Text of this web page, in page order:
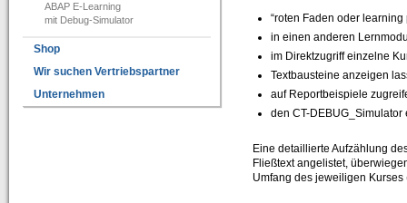
SAP®-System Integration
=> Automatic ABAP-Debugging mit Trace-Aufzeichnung
CT-Codeview&Analyzer 3.0
=> Visualisierung von ABAP-Programmcode
=> Grafisches Add-On zur SAP® ABAP Laufzeitanalyse
“roten Faden oder
in einen anderen
im Direktzugriff einzelne
Textbausteine anzeigen
auf Reportbeispiele
den CT-DEBUG_Simulator
Eine detaillierte Aufzählung
Fließtext angelistet,
Umfang des jeweiligen
ABAP E-Learning
mit Debug-Simulator
Shop
Wir suchen Vertriebspartner
Unternehmen